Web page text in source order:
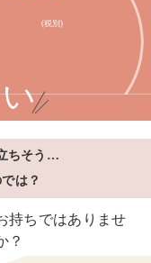
(税別)
ちそう…
は？
持ちではありませ
？